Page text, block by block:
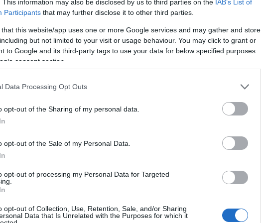
This information may also be disclosed by us to third parties on the IAB’s List of
Participants that may further disclose it to other third parties.
that this website/app uses one or more Google services and may gather and store
but not limited to your visit or usage behaviour. You may click to grant or
to Google and its third-party tags to use your data for below specified purposes
consent section.
Data Processing Opt Outs
opt-out of the Sharing of my personal data.
opt-out of the Sale of my Personal Data.
opt-out of processing my Personal Data for Targeted
opt-out of Collection, Use, Retention, Sale, and/or Sharing
Data that Is Unrelated with the Purposes for which it
θέσεις εργασίας
αναζητείται προσωπικό για τις εξής ειδικότητες:
– Χειριστής Κλαρκ
– Λάρισα
Βαρβάρα (Part Time)